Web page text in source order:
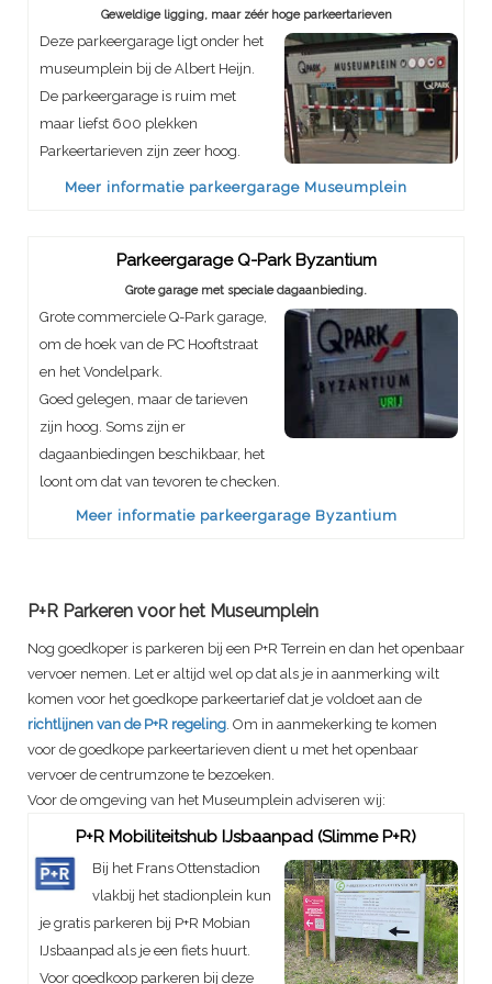
Geweldige ligging, maar zéér hoge parkeertarieven
Deze parkeergarage ligt onder het
museumplein bij de Albert Heijn.
De parkeergarage is ruim met
maar liefst 600 plekken
Parkeertarieven zijn zeer hoog.
Meer informatie parkeergarage Museumplein
Parkeergarage Q-Park Byzantium
Grote garage met speciale dagaanbieding.
Grote commerciele Q-Park garage,
om de hoek van de PC Hooftstraat
en het Vondelpark.
Goed gelegen, maar de tarieven
zijn hoog. Soms zijn er
dagaanbiedingen beschikbaar, het
loont om dat van tevoren te checken.
Meer informatie parkeergarage Byzantium
P+R Parkeren voor het Museumplein
Nog goedkoper is parkeren bij een P+R Terrein en dan het openbaar
vervoer nemen. Let er altijd wel op dat als je in aanmerking wilt
komen voor het goedkope parkeertarief dat je voldoet aan de
richtlijnen van de P+R regeling . Om in aanmekerking te komen
voor de goedkope parkeertarieven dient u met het openbaar
vervoer de centrumzone te bezoeken.
Voor de omgeving van het Museumplein adviseren wij:
P+R Mobiliteitshub IJsbaanpad (Slimme P+R)
Bij het Frans Ottenstadion
vlakbij het stadionplein kun
je gratis parkeren bij P+R Mobian
IJsbaanpad als je een fiets huurt.
Voor goedkoop parkeren bij deze